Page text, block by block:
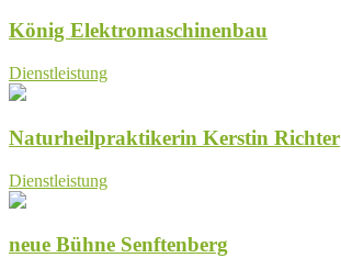
König Elektromaschinenbau
Dienstleistung
Naturheilpraktikerin Kerstin Richter
Dienstleistung
neue Bühne Senftenberg